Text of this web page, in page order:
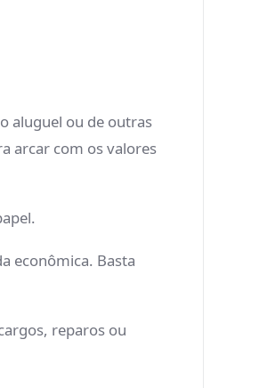
aluguel ou de outras
arcar com os valores
econômica. Basta
reparos ou